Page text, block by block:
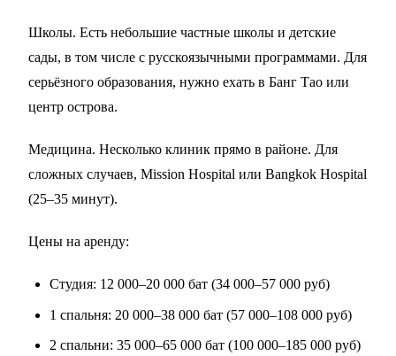
Школы. Есть небольшие частные школы и детские
сады, в том числе с русскоязычными программами. Для
серьёзного образования, нужно ехать в Банг Тао или
центр острова.
Медицина. Несколько клиник прямо в районе. Для
сложных случаев, Mission Hospital или Bangkok Hospital
(25–35 минут).
Цены на аренду:
Студия: 12 000–20 000 бат (34 000–57 000 руб)
1 спальня: 20 000–38 000 бат (57 000–108 000 руб)
2 спальни: 35 000–65 000 бат (100 000–185 000 руб)